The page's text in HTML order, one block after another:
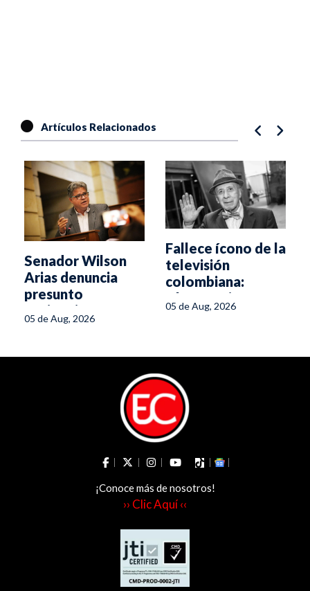
Artículos Relacionados
Senador Wilson
Arias denuncia
presunto
espionaje en su
oficina del Senado
05 de Aug, 2026
Fallece ícono de la
televisión
colombiana:
Alfonso Lizarazo
05 de Aug, 2026
¡Conoce más de nosotros!
›› Clic Aquí ‹‹